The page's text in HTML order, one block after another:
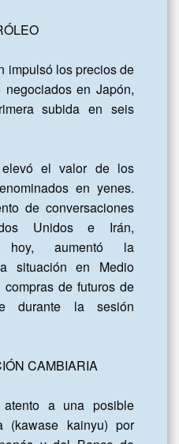
impulsó los precios de
en Japón,
subida en seis
el valor de los
en yenes.
de conversaciones
Unidos e Irán,
hoy, aumentó la
situación en Medio
de futuros de
durante la sesión
CAMBIARIA
a una posible
(kawase kainyu) por